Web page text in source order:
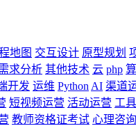
地图 交互设计 原型规划
求分析 其他技术 云 php
开发 运维 Python AI 渠道
短视频运营 活动运营 工
教师资格证考试 心理咨